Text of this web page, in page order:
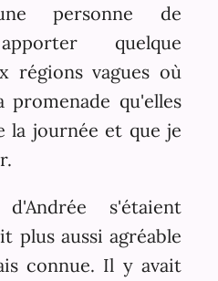
personne de
quelque
régions vagues où
promenade qu'elles
la journée et que je
s'étaient
plus aussi agréable
connue. Il y avait